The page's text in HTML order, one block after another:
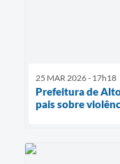
25 MAR 2026 - 17h18
Prefeitura de
pais sobre